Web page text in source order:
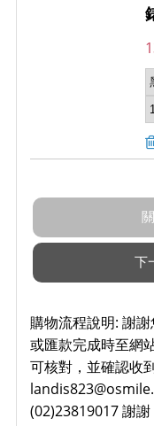
購物流程說明: 謝
或匯款完成時至網
可核對，並確認收
(02)23819017 謝謝